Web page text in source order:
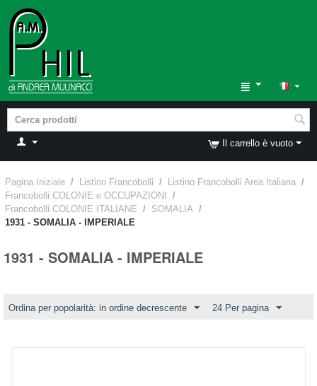
Il carrello è vuoto
Pagina Iniziale / Listino Francobolli / Listino Francobolli Area Italiana /
Francobolli COLONIE e OCCUPAZIONI
/
Francobolli COLONIE ITALIANE / SOMALIA /
1931 - SOMALIA - IMPERIALE
1931 - SOMALIA - IMPERIALE
Ordina per popolarità: in ordine decrescente 24 Per pagina